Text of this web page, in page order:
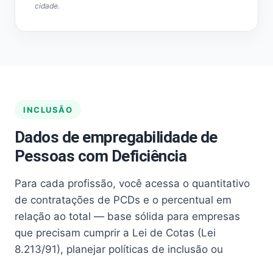
cidade.
INCLUSÃO
Dados de empregabilidade de
Pessoas com Deficiência
Para cada profissão, você acessa o quantitativo
de contratações de PCDs e o percentual em
relação ao total — base sólida para empresas
que precisam cumprir a Lei de Cotas (Lei
8.213/91), planejar políticas de inclusão ou